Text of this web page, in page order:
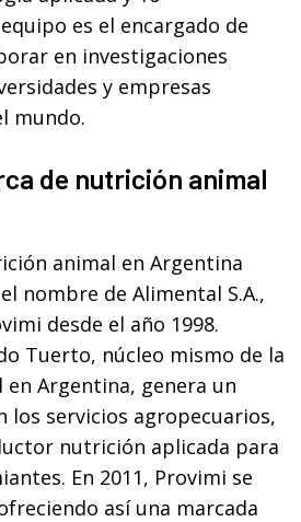
es el encargado de
en investigaciones
y empresas
mundo.
de nutrición animal
animal en Argentina
nombre de Alimental S.A.,
desde el año 1998.
Tuerto, núcleo mismo de la
Argentina, genera un
los servicios agropecuarios,
nutrición aplicada para
En 2011, Provimi se
así una marcada